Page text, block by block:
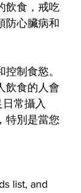
飲食，戒吃
防心臟病和
制食慾。
飲食的人會
常攝入
特別是當您
list, and